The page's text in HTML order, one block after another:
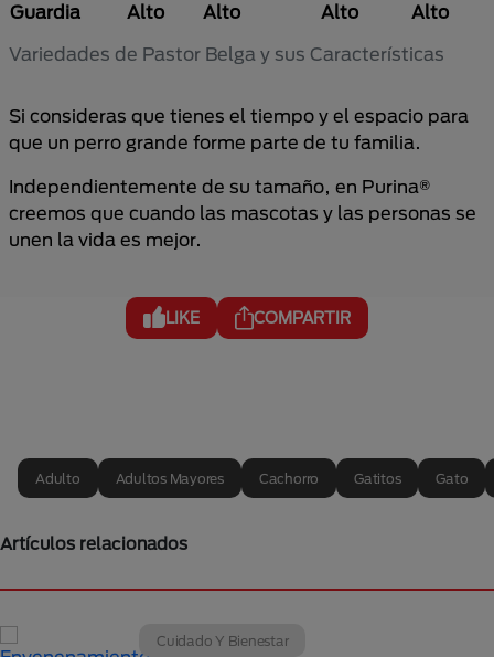
Variedades de Pastor Belga y sus Características
Guardia
Alto Alto Alto Alto
Si consideras que tienes el tiempo y el espacio para
que un perro grande forme parte de tu familia.
Independientemente de su tamaño, en Purina®
creemos que cuando las mascotas y las personas se
unen la vida es mejor.
LIKE COMPARTIR
Adulto Adultos Mayores Cachorro Gatitos Gato
Artículos relacionados
Cuidado Y Bienestar